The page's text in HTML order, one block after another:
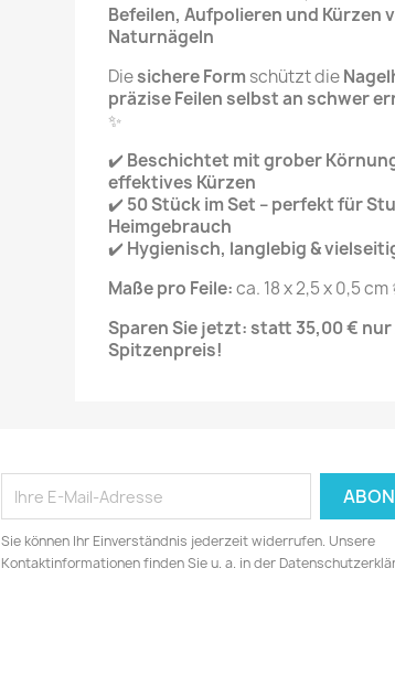
Befeilen, Aufpolieren und Kürzen
Naturnägeln
Diesichere Form schützt die
präzise Feilen selbst an schwer
✨
✔️ Beschichtet mit grober
effektives Kürzen
✔️ 50 Stück im Set – perfekt für
Heimgebrauch
✔️ Hygienisch, langlebig &
Maße pro Feile:ca. 18 x 2,5 x 0,5 cm
Sparen Sie jetzt: statt 35,00 €
Spitzenpreis!
Sie können Ihr Einverständnis jederzeit widerrufen. Unsere
Kontaktinformationen finden Sie u. a. in der